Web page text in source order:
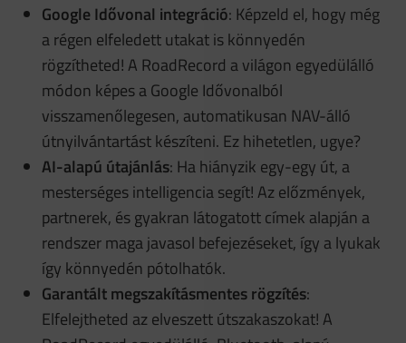
Google Idővonal integráció: Képzeld el, hogy még
a régen elfeledett utakat is könnyedén
rögzítheted! A RoadRecord a világon egyedülálló
módon képes a Google Idővonalból
visszamenőlegesen, automatikusan NAV-álló
útnyilvántartást készíteni. Ez hihetetlen, ugye?
AI-alapú útajánlás: Ha hiányzik egy-egy út, a
mesterséges intelligencia segít! Az előzmények,
partnerek, és gyakran látogatott címek alapján a
rendszer maga javasol befejezéseket, így a lyukak
így könnyedén pótolhatók.
Garantált megszakításmentes rögzítés:
Elfelejtheted az elveszett útszakaszokat! A